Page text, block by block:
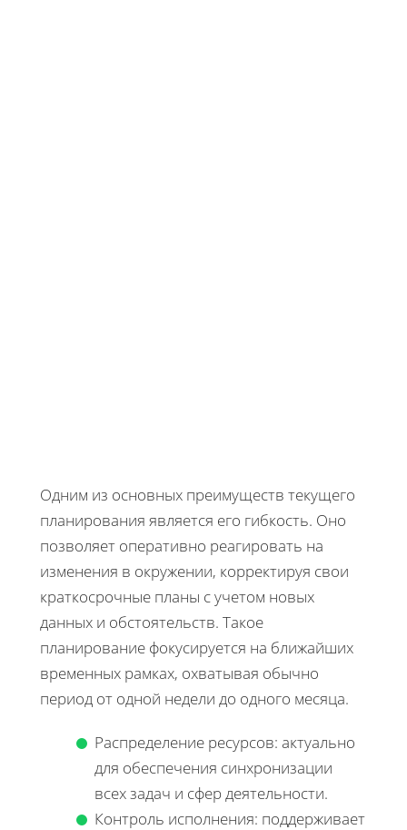
Одним из основных преимуществ текущего
планирования является его гибкость. Оно
позволяет оперативно реагировать на
изменения в окружении, корректируя свои
краткосрочные планы с учетом новых
данных и обстоятельств. Такое
планирование фокусируется на ближайших
временных рамках, охватывая обычно
период от одной недели до одного месяца.
Распределение ресурсов: актуально
для обеспечения синхронизации
всех задач и сфер деятельности.
Контроль исполнения: поддерживает